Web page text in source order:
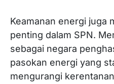
Keamanan energi juga
penting dalam SPN.
sebagai negara
pasokan energi yang
mengurangi